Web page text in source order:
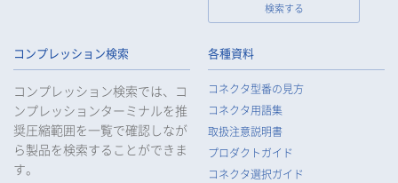
検索する
コンプレッション検索
コンプレッション検索では、コ
ンプレッションターミナルを推
奨圧縮範囲を一覧で確認しなが
ら製品を検索することができま
す。
各種資料
コネクタ型番の見方
コネクタ用語集
取扱注意説明書
プロダクトガイド
コネクタ選択ガイド